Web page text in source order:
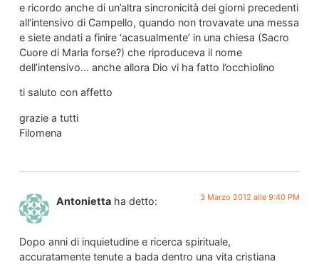
e ricordo anche di un’altra sincronicità dei giorni precedenti
all’intensivo di Campello, quando non trovavate una messa
e siete andati a finire ‘acasualmente’ in una chiesa (Sacro
Cuore di Maria forse?) che riproduceva il nome
dell’intensivo… anche allora Dio vi ha fatto l’occhiolino
ti saluto con affetto
grazie a tutti
Filomena
Antonietta ha detto: 3 Marzo 2012 alle 9:40 PM
Dopo anni di inquietudine e ricerca spirituale,
accuratamente tenute a bada dentro una vita cristiana